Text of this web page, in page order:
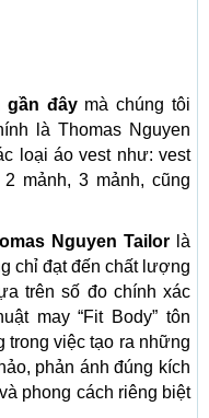
gần đâymà chúng tôi
là Thomas Nguyen
loại áo vest như: vest
mảnh, 3 mảnh, cũng
Nguyen Tailor là
chỉ đạt đến chất lượng
trên số đo chính xác
may “Fit Body” tôn
trong việc tạo ra những
phản ánh đúng kích
phong cách riêng biệt